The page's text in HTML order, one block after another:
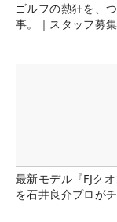
ゴルフの熱狂を、
事。｜スタッフ募
最新モデル『FJクオ
を石井良介プロが